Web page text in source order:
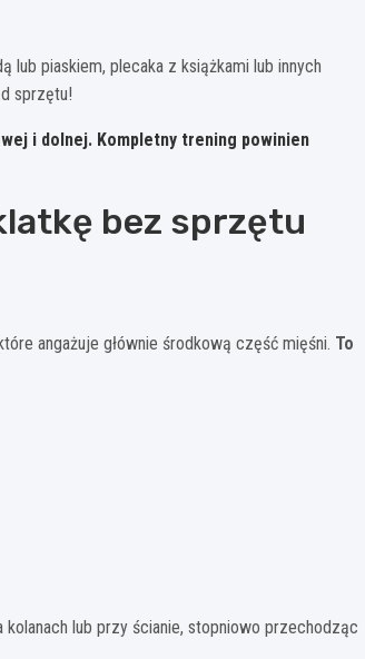
lub piaskiem, plecaka z książkami lub innych
sprzętu!
i dolnej. Kompletny trening powinien
bez sprzętu
angażuje głównie środkową część mięśni. To
lub przy ścianie, stopniowo przechodząc